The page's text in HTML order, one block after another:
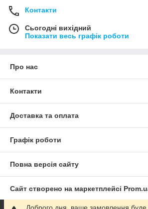
Контакти
Сьогодні вихідний
Показати весь графік роботи
Про нас
Контакти
Доставка та оплата
Графік роботи
Повна версія сайту
Сайт створено на маркетплейсі